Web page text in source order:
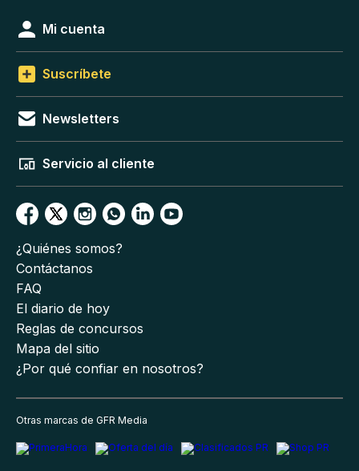
Mi cuenta
Suscríbete
Newsletters
Servicio al cliente
¿Quiénes somos?
Contáctanos
FAQ
El diario de hoy
Reglas de concursos
Mapa del sitio
¿Por qué confiar en nosotros?
Otras marcas de GFR Media